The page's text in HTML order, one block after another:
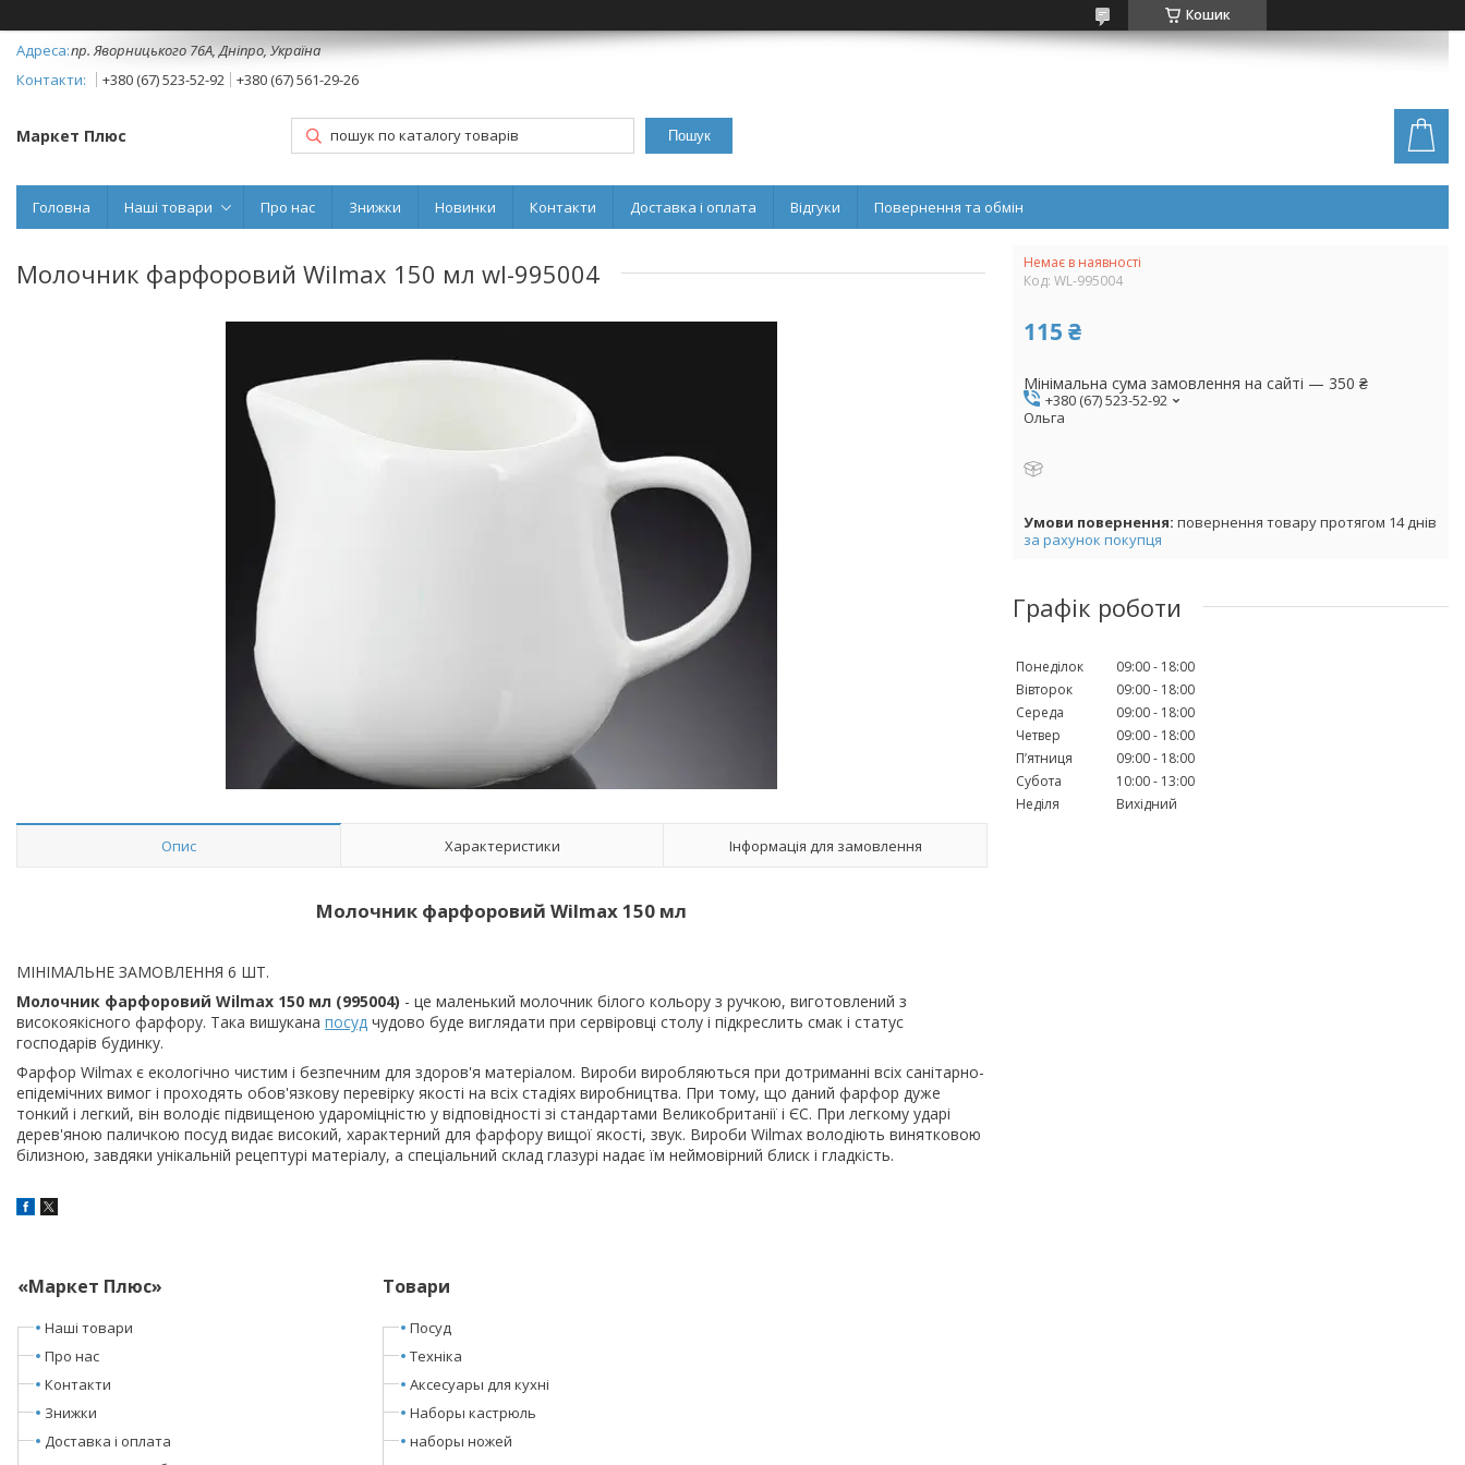
Кошик
пр. Яворницького 76А, Дніпро, Україна
+380 (67) 523-52-92
+380 (67) 561-29-26
Маркет Плюс Пошук
Головна Наші товари Про нас Знижки Новинки Контакти Доставка і оплата Відгуки Повернення та обмін
Молочник фарфоровий Wilmax 150 мл wl-995004
Опис Характеристики Інформація для замовлення
Молочник фарфоровий Wilmax 150 мл
МІНІМАЛЬНЕ ЗАМОВЛЕННЯ 6 ШТ.
Молочник фарфоровий Wilmax 150 мл (995004) - це маленький молочник білого кольору з ручкою, виготовлений з
високоякісного фарфору. Така вишукана посуд чудово буде виглядати при сервіровці столу і підкреслить смак і статус
господарів будинку.
Фарфор Wilmax є екологічно чистим і безпечним для здоров'я матеріалом. Вироби виробляються при дотриманні всіх санітарно-
епідемічних вимог і проходять обов'язкову перевірку якості на всіх стадіях виробництва. При тому, що даний фарфор дуже
тонкий і легкий, він володіє підвищеною удароміцністю у відповідності зі стандартами Великобританії і ЄС. При легкому ударі
дерев'яною паличкою посуд видає високий, характерний для фарфору вищої якості, звук. Вироби Wilmax володіють винятковою
білизною, завдяки унікальній рецептурі матеріалу, а спеціальний склад глазурі надає їм неймовірний блиск і гладкість.
Немає в наявності
Код: WL-995004
115 ₴
Мінімальна сума замовлення на сайті — 350 ₴
+380 (67) 523-52-92
Ольга
повернення товару протягом 14 днів
за рахунок покупця
Графік роботи
Понеділок 09:00
18:00
Вівторок
09:00
18:00
Середа
09:00
18:00
Четвер
09:00
18:00
Пʼятниця
09:00
18:00
Субота
10:00
13:00
Неділя
Вихідний
«Маркет Плюс»
Наші товари
Про нас
Контакти
Знижки
Доставка і оплата
Товари
Посуд
Техніка
Аксесуары для кухні
Наборы кастрюль
наборы ножей